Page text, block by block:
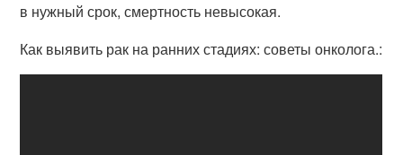
в нужный срок, смертность невысокая.
Как выявить рак на ранних стадиях: советы онколога.: